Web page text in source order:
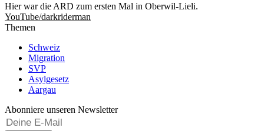
Hier war die ARD zum ersten Mal in Oberwil-Lieli.
YouTube/darkriderman
Themen
Schweiz
Migration
SVP
Asylgesetz
Aargau
Abonniere unseren Newsletter